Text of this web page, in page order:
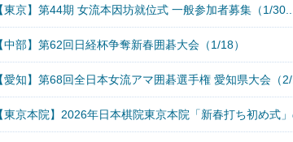
【東京】第44期 女流本因坊就位式 一般参加者募集（1/30...
【中部】第62回日経杯争奪新春囲碁大会（1/18）
【愛知】第68回全日本女流アマ囲碁選手権 愛知県大会（2/
【東京本院】2026年日本棋院東京本院「新春打ち初め式」